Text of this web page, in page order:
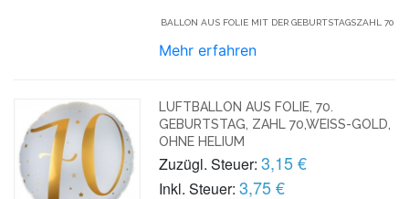
BALLON AUS FOLIE MIT DER GEBURTSTAGSZAHL 70
Mehr erfahren
LUFTBALLON AUS FOLIE, 70.
GEBURTSTAG, ZAHL 70,WEISS-GOLD, O
HNE HELIUM
Zuzügl. Steuer: 3,15 €
Inkl. Steuer: 3,75 €